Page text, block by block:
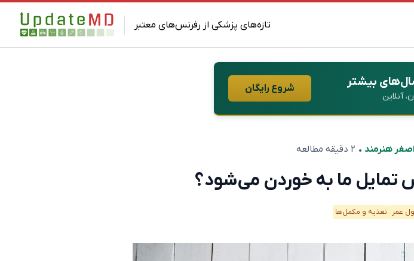
تازه‌های پزشکی از رفرنس‌های معتبر
بیشتر شروع رایگان
هنرمند • ۲ دقیقه مطالعه
ما به خوردن می‌شود؟
عمر تغذیه و مکمل‌ها